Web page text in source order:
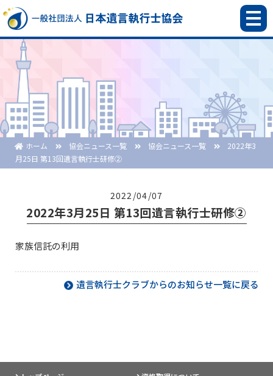
ホーム 協会ニュース一覧 協会ニュース一覧
2022年3
月25日 第13回遺言執行士研修②
2022/04/07
2022年3月25日 第13回遺言執行士研修②
家族信託の利用
遺言執行士クラブからのお知らせ一覧に戻る